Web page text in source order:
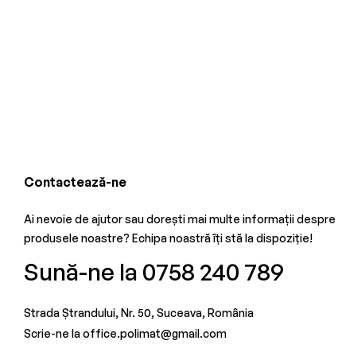
Contactează-ne
Ai nevoie de ajutor sau dorești mai multe informații despre
produsele noastre? Echipa noastră îți stă la dispoziție!
Sună-ne la 0758 240 789
Strada Ștrandului, Nr. 50, Suceava, România
Scrie-ne la office.polimat@gmail.com